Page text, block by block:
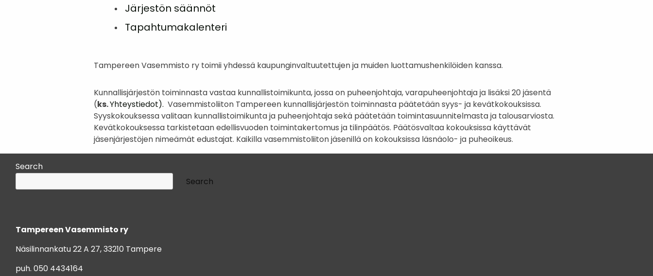
Järjestön säännöt
Tapahtumakalenteri
Tampereen Vasemmisto ry toimii yhdessä kaupunginvaltuutettujen ja muiden luottamushenkilöiden kanssa.
Kunnallisjärjestön toiminnasta vastaa kunnallistoimikunta, jossa on puheenjohtaja, varapuheenjohtaja ja lisäksi 20 jäsentä
( ks.Yhteystiedot ). Vasemmistoliiton Tampereen kunnallisjärjestön toiminnasta päätetään syys- ja kevätkokouksissa.
Syyskokouksessa valitaan kunnallistoimikunta ja puheenjohtaja sekä päätetään toimintasuunnitelmasta ja talousarviosta.
Kevätkokouksessa tarkistetaan edellisvuoden toimintakertomus ja tilinpäätös. Päätösvaltaa kokouksissa käyttävät
jäsenjärjestöjen nimeämät edustajat. Kaikilla vasemmistoliiton jäsenillä on kokouksissa läsnäolo- ja puheoikeus.
Search
Search
Tampereen Vasemmisto ry
Näsilinnankatu 22 A 27, 33210 Tampere
puh. 050 4434164